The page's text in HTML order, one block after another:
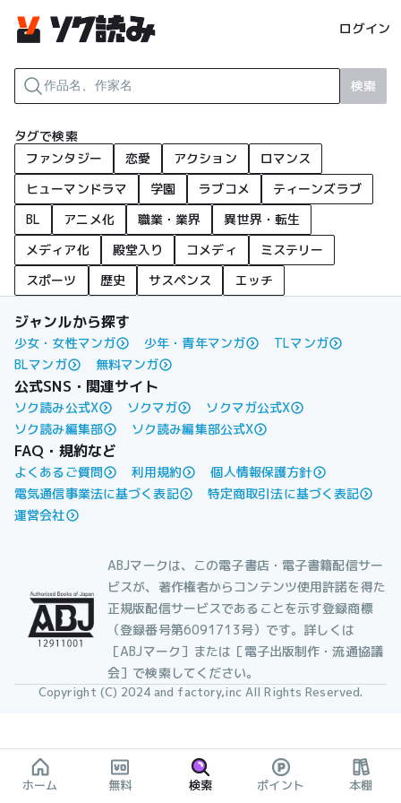
ログイン
検索
タグで検索
ファンタジー
恋愛 アクション
ロマンス
ヒューマンドラマ
学園 ラブコメ
ティーンズラブ
BL
アニメ化 職業・業界
異世界・転生
メディア化
殿堂入り コメディ
ミステリー
スポーツ
歴史 サスペンス エッチ
ジャンルから探す
少女・女性マンガ 少年・青年マンガ
TLマンガ
BLマンガ
無料マンガ
公式SNS・関連サイト
ソク読み公式X ソクマガ
ソクマガ公式X
ソク読み編集部
ソク読み編集部公式X
FAQ・規約など
よくあるご質問 利用規約
個人情報保護方針
電気通信事業法に基づく表記
特定商取引法に基づく表記
運営会社
ABJマークは、この電子書店・電子書籍配信サー
ビスが、著作権者からコンテンツ使用許諾を得た
正規版配信サービスであることを示す登録商標
（登録番号第6091713号）です。詳しくは
［ABJマーク］または［電子出版制作・流通協議
会］で検索してください。
Copyright (C) 2024 and factory,inc All Rights Reserved.
ホーム 無料 検索 ポイント 本棚